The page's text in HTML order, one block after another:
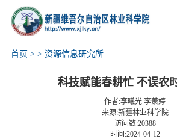
首页 > > 资源信息研究所
科技赋能春耕忙 不误农
作者:李曦光 李萧婷
来源:新疆林业科学院
访问数:20388
时间:2024-04-12